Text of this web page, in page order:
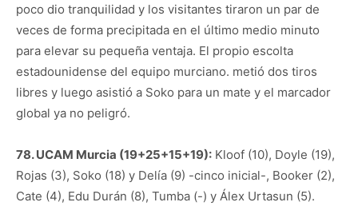
poco dio tranquilidad y los visitantes tiraron un par de
veces de forma precipitada en el último medio minuto
para elevar su pequeña ventaja. El propio escolta
estadounidense del equipo murciano. metió dos tiros
libres y luego asistió a Soko para un mate y el marcador
global ya no peligró.
78. UCAM Murcia (19+25+15+19): Kloof (10), Doyle (19),
Rojas (3), Soko (18) y Delía (9) -cinco inicial-, Booker (2),
Cate (4), Edu Durán (8), Tumba (-) y Álex Urtasun (5).